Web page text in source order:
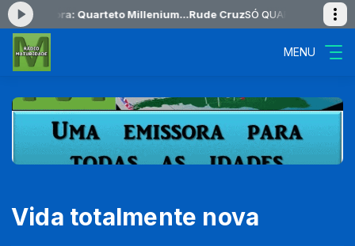
agora: Quarteto Millenium...Rude CruzSÓ QUARTETOS das
MENU
Vida totalmente nova